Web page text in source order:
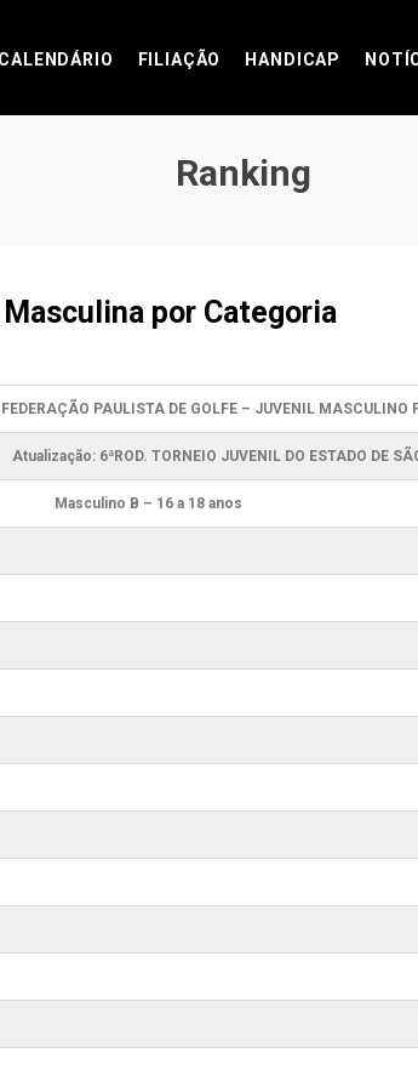
CALENDÁRIO FILIAÇÃO HANDICAP
Ranking
por Categoria
PAULISTA DE GOLFE – JUVENIL MASCULINO
Atualização: 6ªROD. TORNEIO JUVENIL DO ESTADO DE
Masculino B – 16 a 18 anos